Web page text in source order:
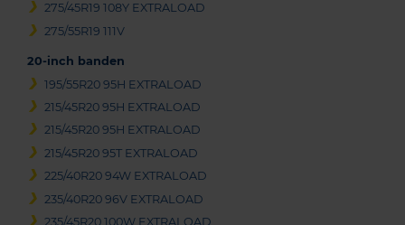
275/45R19 108Y EXTRALOAD
275/55R19 111V
20-inch banden
195/55R20 95H EXTRALOAD
215/45R20 95H EXTRALOAD
215/45R20 95H EXTRALOAD
215/45R20 95T EXTRALOAD
225/40R20 94W EXTRALOAD
235/40R20 96V EXTRALOAD
235/45R20 100W EXTRALOAD